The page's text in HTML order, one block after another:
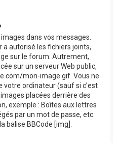
dans vos messages.
a autorisé les fichiers joints,
sur le forum. Autrement,
sur un serveur Web public,
mon-image.gif. Vous ne
votre ordinateur (sauf si c’est
placées derrière des
exemple : Boîtes aux lettres
par un mot de passe, etc.
balise BBCode [img].